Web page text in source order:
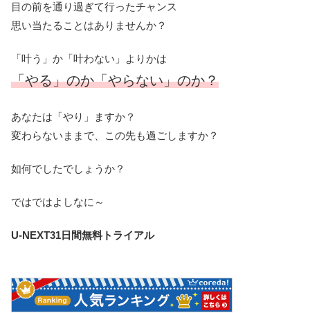
目の前を通り過ぎて行ったチャンス
思い当たることはありませんか？
「叶う」か「叶わない」よりかは
「やる」のか「やらない」のか？
あなたは「やり」ますか？
変わらないままで、この先も過ごしますか？
如何でしたでしょうか？
ではではよしなに～
U-NEXT31日間無料トライアル